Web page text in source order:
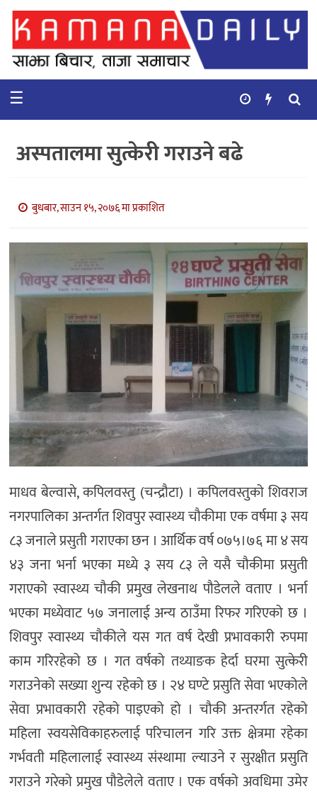
गृहपृष्ठ
समाचार
अर्थ
र
भिडियो
सिफारिस
☰
अस्पतालमा सुत्केरी गराउने बढे
बुधबार, साउन १५, २०७६ मा प्रकाशित
माधव बेल्वासे, कपिलवस्तु (चन्द्रौटा) । कपिलवस्तुको शिवराज
नगरपालिका अन्तर्गत शिवपुर स्वास्थ्य चौकीमा एक वर्षमा ३ सय
८३ जनाले प्रसुती गराएका छन । आर्थिक वर्ष ०७५।७६ मा ४ सय
४३ जना भर्ना भएका मध्ये ३ सय ८३ ले यसै चौकीमा प्रसुती
गराएको स्वास्थ्य चौकी प्रमुख लेखनाथ पौडेलले वताए । भर्ना
भएका मध्येवाट ५७ जनालाई अन्य ठाउँमा रिफर गरिएको छ ।
शिवपुर स्वास्थ्य चौकीले यस गत वर्ष देखी प्रभावकारी रुपमा
काम गरिरहेको छ । गत वर्षको तथ्याङक हेर्दा घरमा सुत्केरी
गराउनेको सख्या शुन्य रहेको छ । २४ घण्टे प्रसुति सेवा भएकोले
सेवा प्रभावकारी रहेको पाइएको हो । चौकी अन्तरर्गत रहेको
महिला स्वयसेविकाहरुलाई परिचालन गरि उक्त क्षेत्रमा रहेका
गर्भवती महिलालाई स्वास्थ्य संस्थामा ल्याउने र सुरक्षीत प्रसुति
गराउने गरेको प्रमुख पौडेलेले वताए । एक वर्षको अवधिमा उमेर